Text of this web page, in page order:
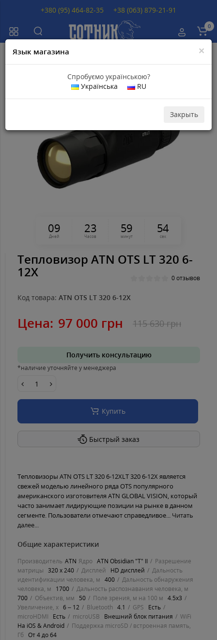
0
×
Язык магазина
Спробуємо українською?
Українська
RU
Закрыть
09
Дней
23
Часов
59
минут
54
сек
Тепловизор ATN OTS LT 320 6-
12X 0 отзывов
Код товара: ATN OTS LT 320 6-12X
Цена: 97 000 грн 115 630 грн
Получить консультацию
*наличие уточняйте у менеджера
Купить
Быстрый заказ
Тепловизоры ATN OTS LT 320 6-12XLT 320 6-12X является
свежей моделью линейного ряда OTS популярного
американского изготовителя ATN GLOBAL VISION, который
часто занимает лидирующие позиции на рынке в данном
сегменте. Пользователи отмечают справедливое... Читать
далее...
Общие характеристики
Производитель ATN Ядро ATN Obsidian "T" II
Разрешение
матрицы 320 х 240 Дисплей HD дисплей
Дальность
идентификации человека, м 400
Дальность обнаружения
человека, м
1700
Дальность распознавания человека, м
700
Объектив, мм 50 Поле зрения, м на 100 м 4.5x3
Увеличение, х 6 – 12 Bluetooth 4.1 GPS
Есть
microHDMI
Есть microUSB Внешний блок питания
WiFi
На iOS & Android
Поддержка microSD / встроенная память,
Гб От 4 до 64
+380 (95) 464-82-35 +38 (063) 879-21-91